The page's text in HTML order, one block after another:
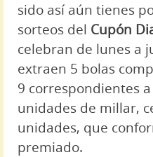
sido así aún tienes
sorteos del Cupón
celebran de lunes a
extraen 5 bolas
9 correspondientes
unidades de millar,
unidades, que
premiado.